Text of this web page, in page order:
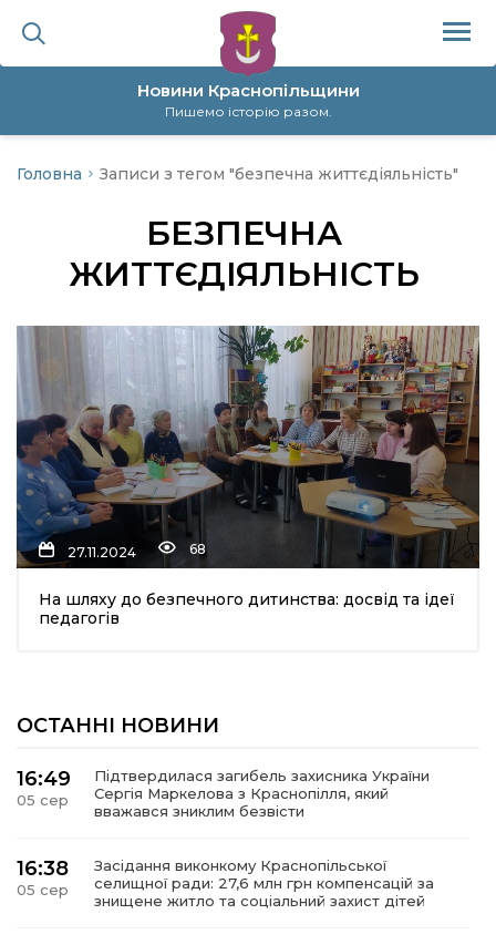
Новини Краснопільщини
Пишемо історію разом.
політика
Головна Записи з тегом "безпечна життєдіяльність"
БЕЗПЕЧНА
ЖИТТЄДІЯЛЬНІСТЬ
27.11.2024 68
На шляху до безпечного дитинства: досвід та ідеї
педагогів
ОСТАННІ НОВИНИ
16:49
05 сер
Підтвердилася загибель захисника України
Сергія Маркелова з Краснопілля, який
вважався зниклим безвісти
16:38
05 сер
Засідання виконкому Краснопільської
селищної ради: 27,6 млн грн компенсацій за
знищене житло та соціальний захист дітей